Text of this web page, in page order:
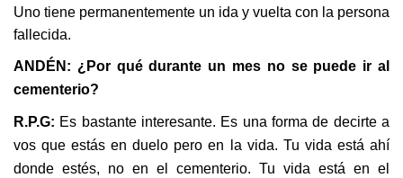
Uno tiene permanentemente un ida y vuelta con la persona
fallecida.
ANDÉN: ¿Por qué durante un mes no se puede ir al
cementerio?
R.P.G: Es bastante interesante. Es una forma de decirte a
vos que estás en duelo pero en la vida. Tu vida está ahí
donde estés, no en el cementerio. Tu vida está en el